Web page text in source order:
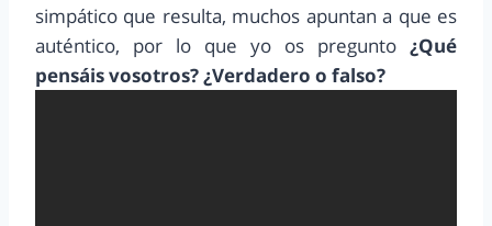
simpático que resulta, muchos apuntan a que es
auténtico, por lo que yo os pregunto ¿Qué
pensáis vosotros? ¿Verdadero o falso?